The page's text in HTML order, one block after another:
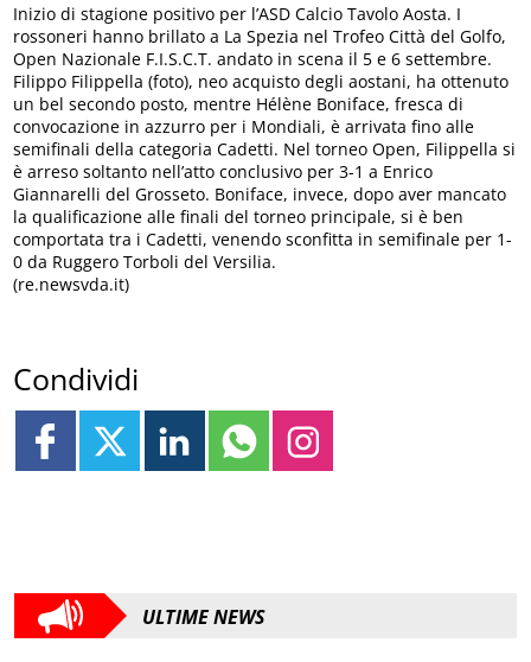
Inizio di stagione positivo per l’ASD Calcio Tavolo Aosta. I
rossoneri hanno brillato a La Spezia nel Trofeo Città del Golfo,
Open Nazionale F.I.S.C.T. andato in scena il 5 e 6 settembre.
Filippo Filippella (foto), neo acquisto degli aostani, ha ottenuto
un bel secondo posto, mentre Hélène Boniface, fresca di
convocazione in azzurro per i Mondiali, è arrivata fino alle
semifinali della categoria Cadetti. Nel torneo Open, Filippella si
è arreso soltanto nell’atto conclusivo per 3-1 a Enrico
Giannarelli del Grosseto. Boniface, invece, dopo aver mancato
la qualificazione alle finali del torneo principale, si è ben
comportata tra i Cadetti, venendo sconfitta in semifinale per 1-
0 da Ruggero Torboli del Versilia.
(re.newsvda.it)
Condividi
ULTIME NEWS